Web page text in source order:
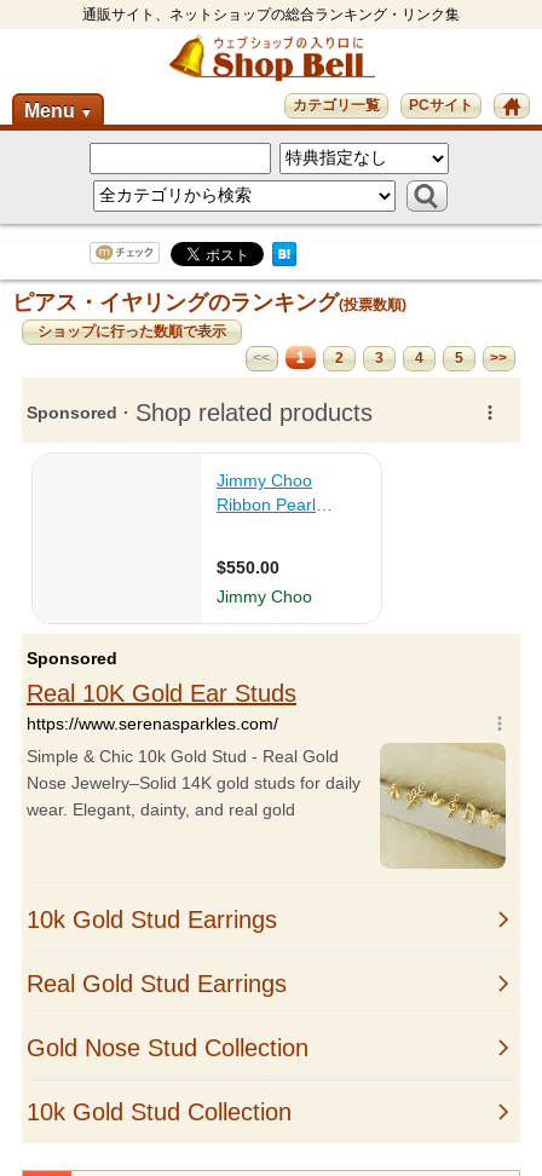
通販サイト、ネットショップの総合ランキング・リンク集
Menu ▼ PCサイト
カテゴリ一覧
ピアス・イヤリングのランキング(投票数順)
ショップに行った数順で表示
<<
1 2 3 4 5 >>